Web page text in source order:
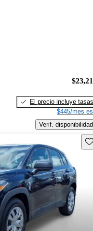
El precio incluye tasas
$445/mes
Verif. disponibilidad